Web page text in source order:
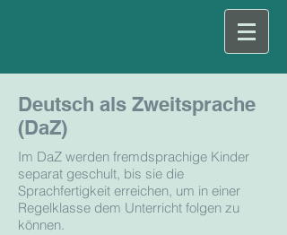
Deutsch als Zweitsprache
(DaZ)
Im DaZ werden fremdsprachige Kinder
separat geschult, bis sie die
Sprachfertigkeit erreichen, um in einer
Regelklasse dem Unterricht folgen zu
können.